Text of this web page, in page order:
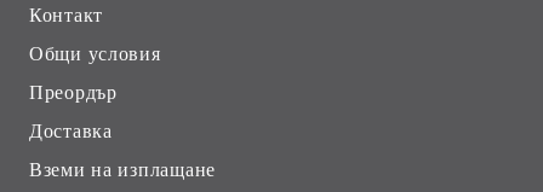
Контакт
Общи условия
Преордър
Доставка
Вземи на изплащане